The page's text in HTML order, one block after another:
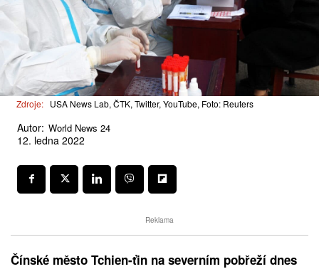
Zdroje: USA News Lab, ČTK, Twitter, YouTube, Foto: Reuters
Autor: World News 24
12. ledna 2022
Reklama
Čínské město Tchien-ťin na severním pobřeží dnes